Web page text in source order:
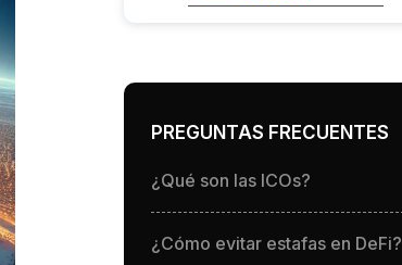
PREGUNTAS FRECUENTES
¿Qué son las ICOs?
¿Cómo evitar estafas en DeFi?